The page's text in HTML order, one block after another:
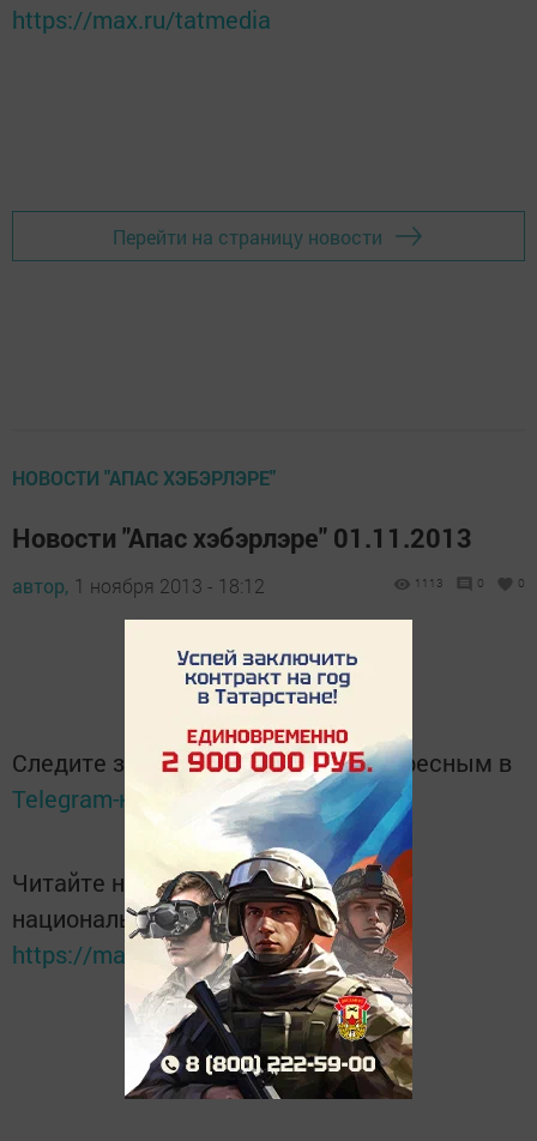
https://max.ru/tatmedia
Перейти на страницу новости
НОВОСТИ "АПАС ХЭБЭРЛЭРЕ"
Новости "Апас хэбэрлэре" 01.11.2013
автор, 1 ноября 2013 - 18:12 1113 0 0
Следите за самым важным и интересным в
Telegram-канале
Татмедиа
Читайте новости Татарстана в
национальном мессенджере MАХ:
https://max.ru/tatmedia